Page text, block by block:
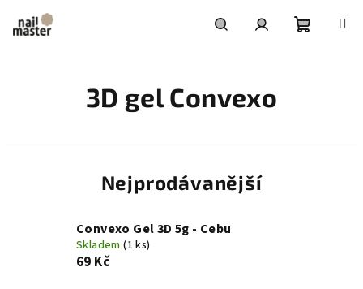
obsah
3D gel Convexo
Nejprodávanější
Convexo Gel 3D 5g - Cebu
Skladem(1 ks)
69 Kč